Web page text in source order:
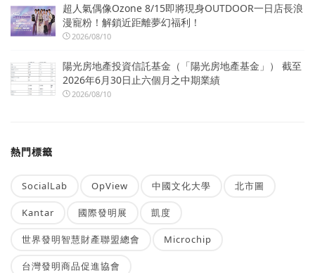
超人氣偶像Ozone 8/15即將現身OUTDOOR一日店長浪
漫寵粉！解鎖近距離夢幻福利！
2026/08/10
陽光房地產投資信託基金（「陽光房地產基金」） 截至
2026年6月30日止六個月之中期業績
2026/08/10
熱門標籤
SocialLab OpView 中國文化大學 北市圖
Kantar 國際發明展 凱度
世界發明智慧財產聯盟總會 Microchip
台灣發明商品促進協會